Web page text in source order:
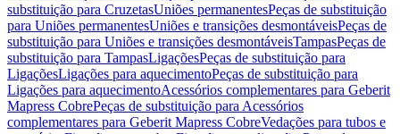
substituição para CruzetasUniões permanentesPeças de substituição
para Uniões permanentesUniões e transições desmontáveisPeças de
substituição para Uniões e transições desmontáveisTampasPeças de
substituição para TampasLigaçõesPeças de substituição para
LigaçõesLigações para aquecimentoPeças de substituição para
Ligações para aquecimentoAcessórios complementares para Geberit
Mapress CobrePeças de substituição para Acessórios
complementares para Geberit Mapress CobreVedações para tubos e